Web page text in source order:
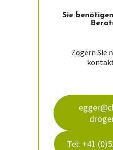
Sie
Zögern Sie
Tel: +41